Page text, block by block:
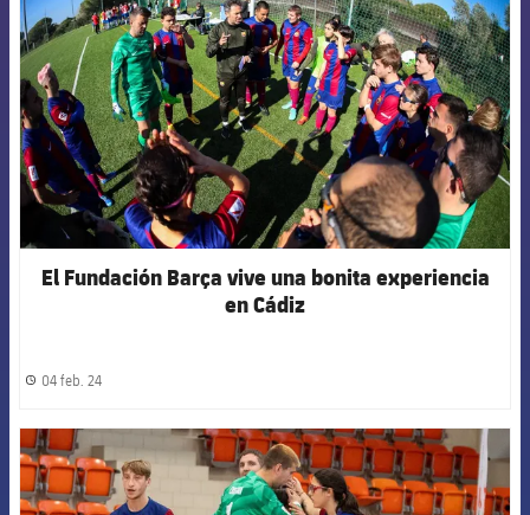
El Fundación Barça vive una bonita experiencia
en Cádiz
label.share.clock
04 feb. 24
FCB Barcelona badge